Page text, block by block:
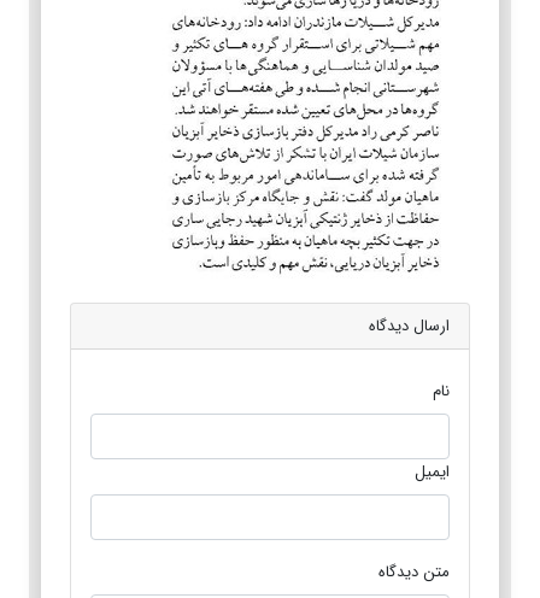
ارسال دیدگاه
نام
ایمیل
متن دیدگاه